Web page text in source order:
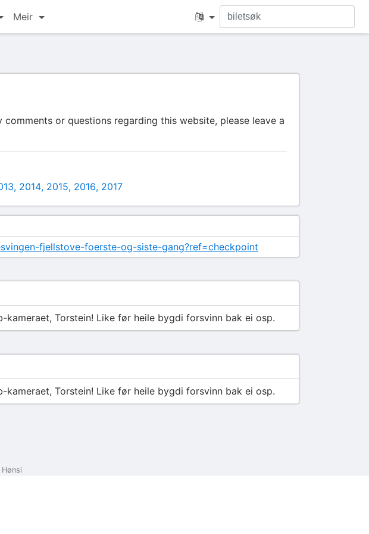
Meir
or questions regarding this website, please leave a
2014 2015 2016 2017
fjellstove-foerste-og-siste-gang?ref=checkpoint
Torstein! Like før heile bygdi forsvinn bak ei osp.
Torstein! Like før heile bygdi forsvinn bak ei osp.